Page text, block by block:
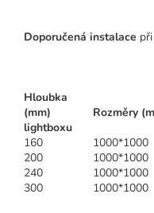
Doporučená instalace
Hloubka
(mm)
lightboxu
Rozměry
160
1000*1000
200
1000*1000
240
1000*1000
300
1000*1000